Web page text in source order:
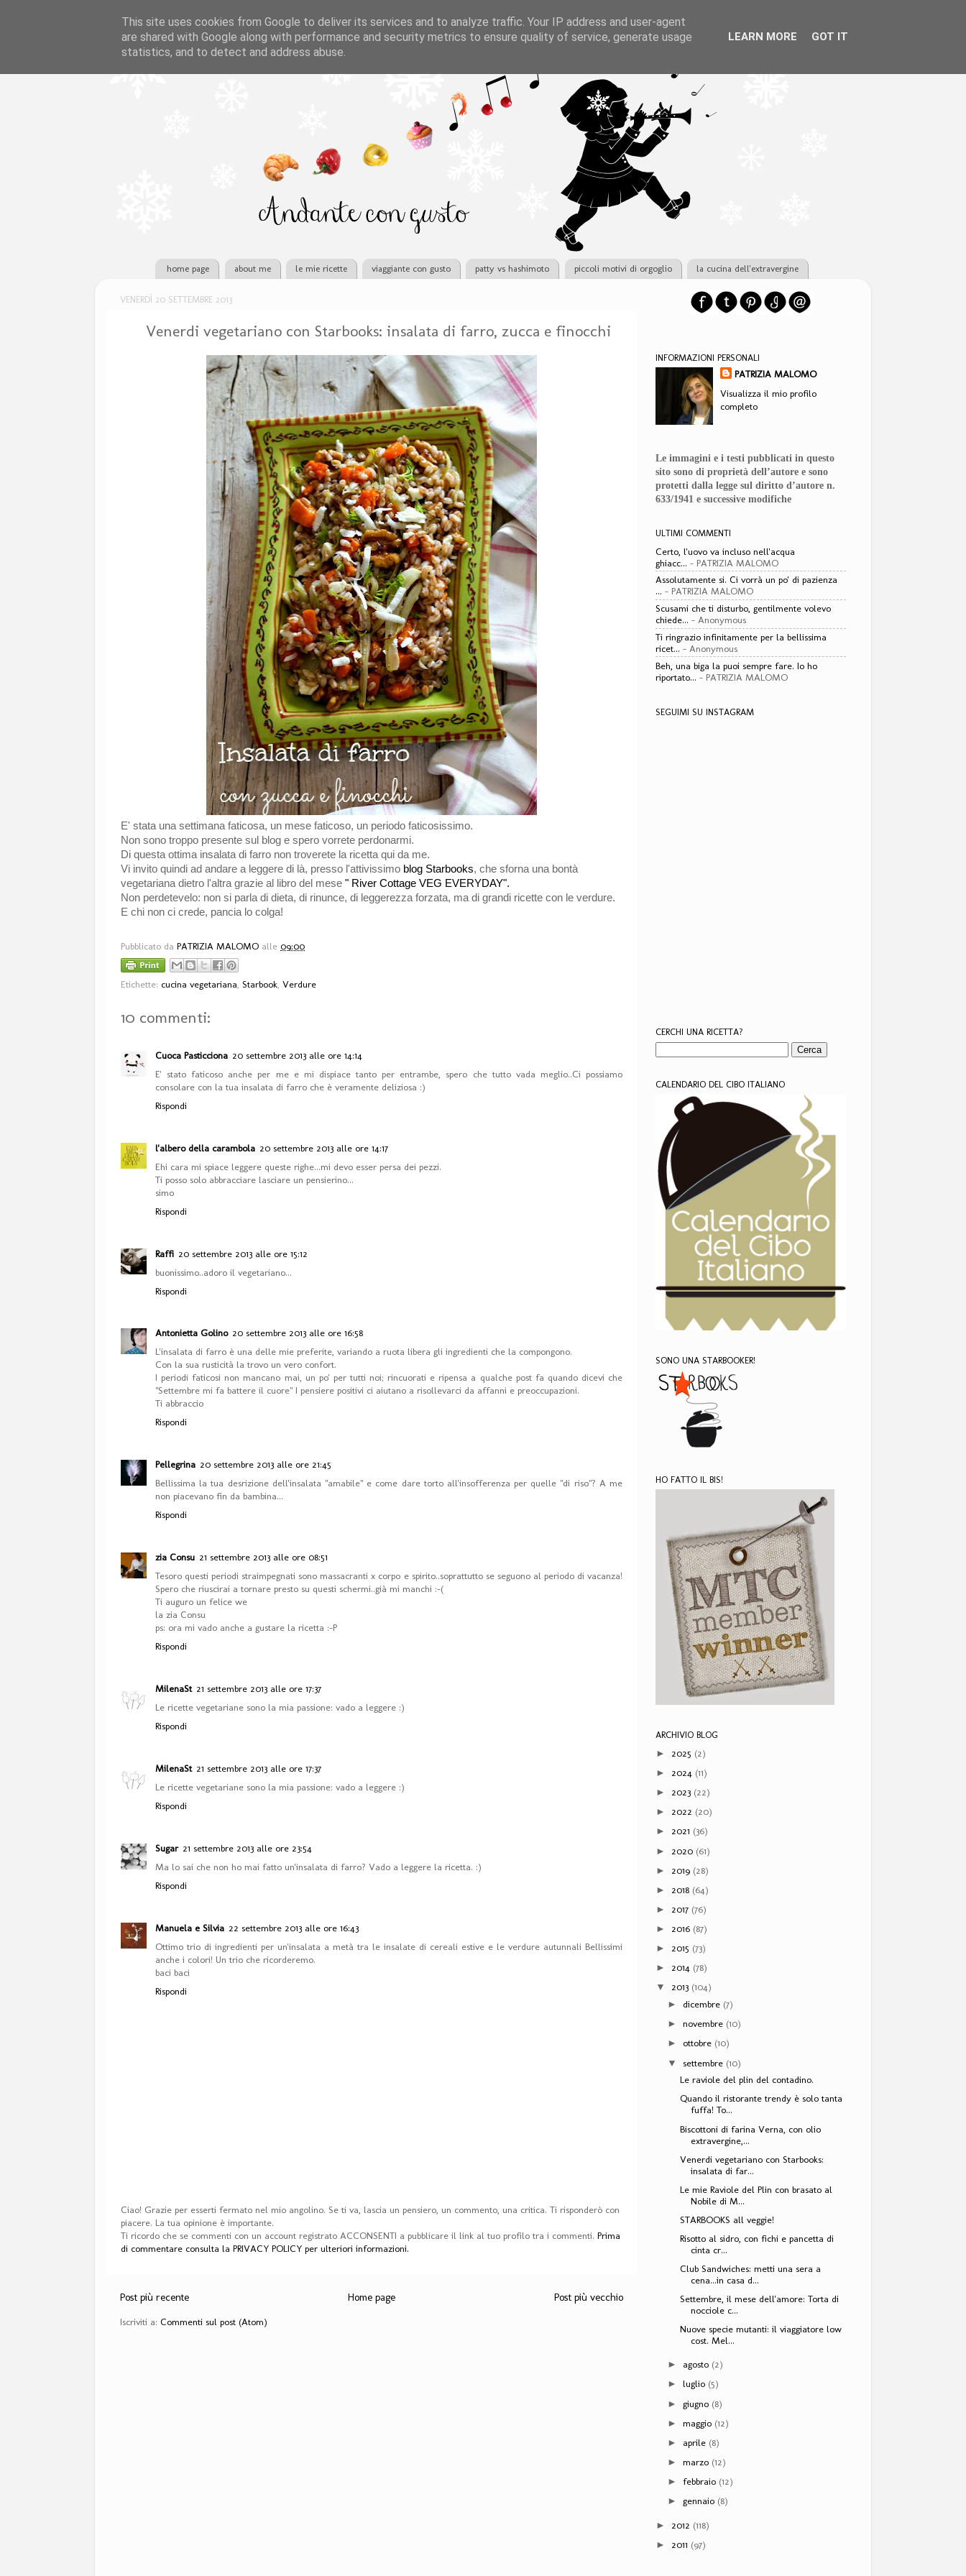
home page about me le mie ricette viaggiante con gusto patty vs hashimoto piccoli motivi di orgoglio la cucina dell'extravergine
VENERDÌ 20 SETTEMBRE 2013
Venerdi vegetariano con Starbooks: insalata di farro, zucca e finocchi
E' stata una settimana faticosa, un mese faticoso, un periodo faticosissimo.
Non sono troppo presente sul blog e spero vorrete perdonarmi.
Di questa ottima insalata di farro non troverete la ricetta qui da me.
Vi invito quindi ad andare a leggere di là, presso l'attivissimo blog Starbooks, che sforna una bontà
vegetariana dietro l'altra grazie al libro del mese " River Cottage VEG EVERYDAY".
Non perdetevelo: non si parla di dieta, di rinunce, di leggerezza forzata, ma di grandi ricette con le verdure.
E chi non ci crede, pancia lo colga!
Pubblicato da PATRIZIA MALOMO alle 09:00
Etichette: cucina vegetariana, Starbook, Verdure
10 commenti:
Cuoca Pasticciona 20 settembre 2013 alle ore 14:14
E' stato faticoso anche per me e mi dispiace tanto per entrambe, spero che tutto vada meglio..Ci possiamo
consolare con la tua insalata di farro che è veramente deliziosa :)
Rispondi
l'albero della carambola 20 settembre 2013 alle ore 14:17
Ehi cara mi spiace leggere queste righe...mi devo esser persa dei pezzi.
Ti posso solo abbracciare lasciare un pensierino...
simo
Rispondi
Raffi 20 settembre 2013 alle ore 15:12
buonissimo..adoro il vegetariano...
Rispondi
Antonietta Golino 20 settembre 2013 alle ore 16:58
L'insalata di farro è una delle mie preferite, variando a ruota libera gli ingredienti che la compongono.
Con la sua rusticità la trovo un vero confort.
I periodi faticosi non mancano mai, un po' per tutti noi; rincuorati e ripensa a qualche post fa quando dicevi che
"Settembre mi fa battere il cuore" I pensiere positivi ci aiutano a risollevarci da affanni e preoccupazioni.
Ti abbraccio
Rispondi
Pellegrina 20 settembre 2013 alle ore 21:45
Bellissima la tua desrizione dell'insalata "amabile" e come dare torto all'insofferenza per quelle "di riso"? A me
non piacevano fin da bambina...
Rispondi
zia Consu 21 settembre 2013 alle ore 08:51
Tesoro questi periodi straimpegnati sono massacranti x corpo e spirito..soprattutto se seguono al periodo di vacanza!
Spero che riuscirai a tornare presto su questi schermi..già mi manchi :-(
Ti auguro un felice we
la zia Consu
ps: ora mi vado anche a gustare la ricetta :-P
Rispondi
MilenaSt 21 settembre 2013 alle ore 17:37
Le ricette vegetariane sono la mia passione: vado a leggere :)
Rispondi
MilenaSt 21 settembre 2013 alle ore 17:37
Le ricette vegetariane sono la mia passione: vado a leggere :)
Rispondi
Sugar 21 settembre 2013 alle ore 23:54
Ma lo sai che non ho mai fatto un'insalata di farro? Vado a leggere la ricetta. :)
Rispondi
Manuela e Silvia 22 settembre 2013 alle ore 16:43
Ottimo trio di ingredienti per un'insalata a metà tra le insalate di cereali estive e le verdure autunnali Bellissimi
anche i colori! Un trio che ricorderemo.
baci baci
Rispondi
Ciao! Grazie per esserti fermato nel mio angolino. Se ti va, lascia un pensiero, un commento, una critica. Ti risponderò con
piacere. La tua opinione è importante.
Ti ricordo che se commenti con un account registrato ACCONSENTI a pubblicare il link al tuo profilo tra i commenti. Prima
di commentare consulta la PRIVACY POLICY per ulteriori informazioni.
Post più recente Post più vecchio
Home page
Iscriviti a: Commenti sul post (Atom)
INFORMAZIONI PERSONALI
PATRIZIA MALOMO
Visualizza il mio profilo
completo
Le immagini e i testi pubblicati in questo
sito sono di proprietà dell’autore e sono
protetti dalla legge sul diritto d’autore n.
633/1941 e successive modifiche
ULTIMI COMMENTI
Certo, l'uovo va incluso nell'acqua
ghiacc... - PATRIZIA MALOMO
Assolutamente si. Ci vorrà un po' di pazienza
... - PATRIZIA MALOMO
Scusami che ti disturbo, gentilmente volevo
chiede... - Anonymous
Ti ringrazio infinitamente per la bellissima
ricet... - Anonymous
Beh, una biga la puoi sempre fare. Io ho
riportato... - PATRIZIA MALOMO
SEGUIMI SU INSTAGRAM
CERCHI UNA RICETTA?
CALENDARIO DEL CIBO ITALIANO
SONO UNA STARBOOKER!
HO FATTO IL BIS!
ARCHIVIO BLOG
► 2025 (2)
► 2024 (11)
► 2023 (22)
► 2022 (20)
► 2021 (36)
► 2020 (61)
► 2019 (28)
► 2018 (64)
► 2017 (76)
► 2016 (87)
► 2015 (73)
► 2014 (78)
▼ 2013 (104)
► dicembre (7)
►novembre (10)
► ottobre (10)
▼ settembre (10)
Le raviole del plin del contadino.
Quando il ristorante trendy è solo tanta
fuffa! To...
Biscottoni di farina Verna, con olio
extravergine,...
Venerdi vegetariano con Starbooks:
insalata di far...
Le mie Raviole del Plin con brasato al
Nobile di M...
STARBOOKS all veggie!
Risotto al sidro, con fichi e pancetta di
cinta cr...
Club Sandwiches: metti una sera a
cena...in casa d...
Settembre, il mese dell'amore: Torta di
nocciole c...
Nuove specie mutanti: il viaggiatore low
cost. Mel...
► agosto (2)
►luglio (5)
► giugno (8)
►maggio (12)
► aprile (8)
►marzo (12)
►febbraio (12)
► gennaio (8)
► 2012 (118)
► 2011 (97)
This site uses cookies from Google to deliver its services and to analyze traffic. Your IP address and user-agent
are shared with Google along with performance and security metrics to ensure quality of service, generate usage
statistics, and to detect and address abuse.
LEARN MORE GOT IT